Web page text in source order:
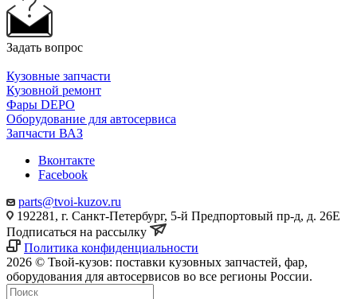
Задать вопрос
Кузовные запчасти
Кузовной ремонт
Фары DEPO
Оборудование для автосервиса
Запчасти ВАЗ
Вконтакте
Facebook
parts@tvoi-kuzov.ru
192281, г. Санкт-Петербург, 5-й Предпортовый пр-д, д. 26Е
Подписаться на рассылку
Политика конфиденциальности
2026 © Твой-кузов: поставки кузовных запчастей, фар,
оборудования для автосервисов во все регионы России.